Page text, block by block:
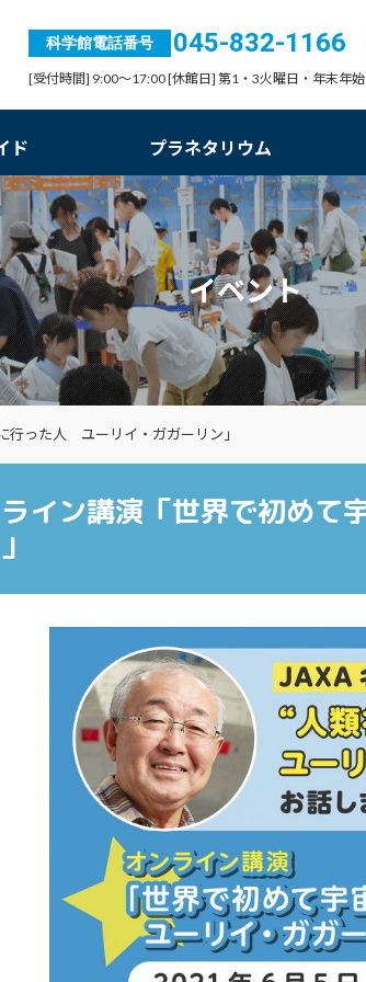
科学館電話番号 045-832-1166
[受付時間] 9:00～17:00 [休館日] 第1・3火曜日・年末年
ド プラネタリウム
イベント
行った人 ユーリイ・ガガーリン」
イン講演「世界で初め